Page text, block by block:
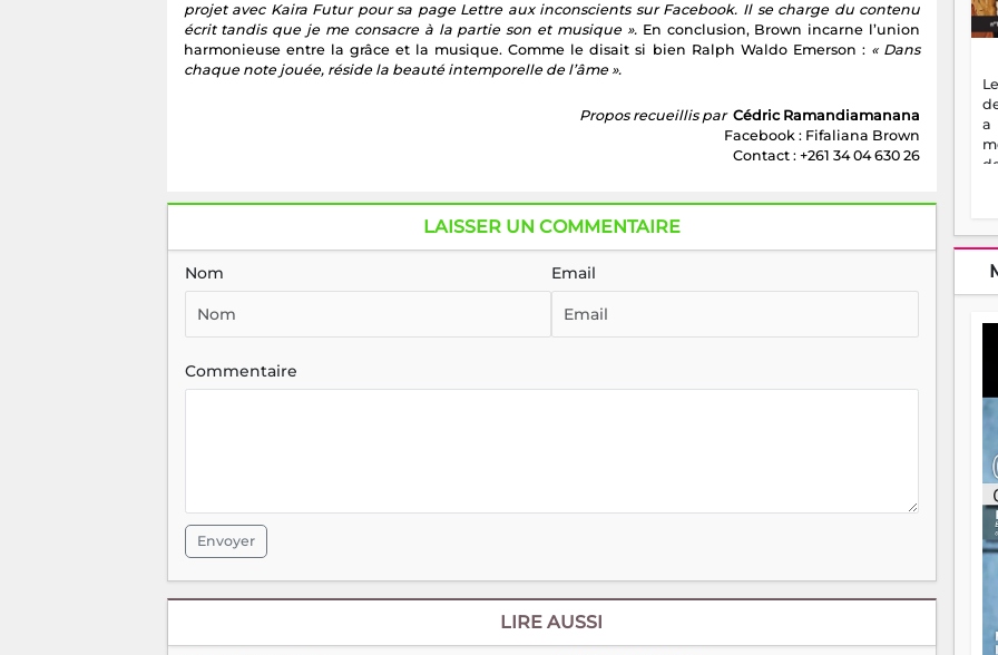
projet avec Kaira Futur pour sa page Lettre aux inconscients sur Facebook. Il se charge du contenu
écrit tandis que je me consacre à la partie son et musique ».En conclusion, Brown incarne l’union
harmonieuse entre la grâce et la musique. Comme le disait si bien Ralph Waldo Emerson : « Dans
chaque note jouée, réside la beauté intemporelle de l’âme ».
Propos recueillis par Cédric Ramandiamanana
Facebook : Fifaliana Brown
Contact : +261 34 04 630 26
LAISSER UN COMMENTAIRE
Nom Email
Commentaire
Envoyer
LIRE AUSSI
a